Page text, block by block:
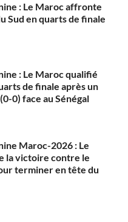
: Le Maroc affronte
Sud en quarts de finale
: Le Maroc qualifié
de finale après un
0) face au Sénégal
Maroc-2026 : Le
la victoire contre le
terminer en tête du